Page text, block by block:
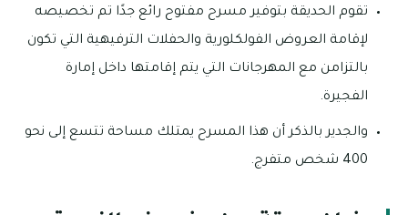
تقوم الحديقة بتوفير مسرح مفتوح رائع جدًا تم تخصيصه
لإقامة العروض الفولكلورية والحفلات الترفيهية التي تكون
بالتزامن مع المهرجانات التي يتم إقامتها داخل إمارة
الفجيرة.
والجدير بالذكر أن هذا المسرح يمتلك مساحة تتسع إلى نحو
400 شخص متفرج.